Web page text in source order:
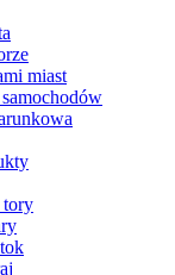
miast
tory